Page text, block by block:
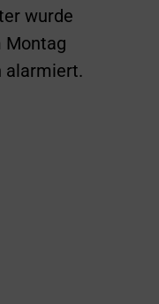
wurde
Montag
alarmiert.